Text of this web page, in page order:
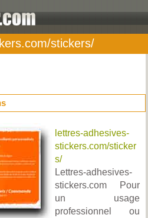
stickers/
lettres-adhesives-
stickers.com/sticker
s/
Lettres-adhesives-
stickers.com Pour
un usage
professionnel ou